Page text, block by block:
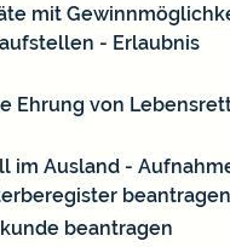
mit
- Erlaubnis
Ehrung von
im Ausland -
beantragen
beantragen